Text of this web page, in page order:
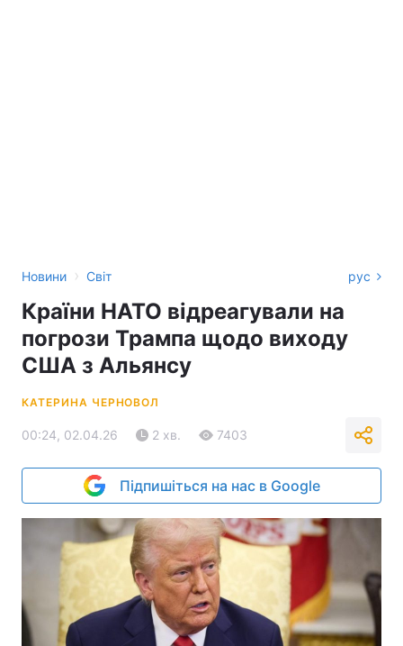
Новини › Світ рус
Країни НАТО відреагували на
погрози Трампа щодо виходу
США з Альянсу
КАТЕРИНА ЧЕРНОВОЛ
00:24, 02.04.26 2 хв. 7403
Підпишіться на нас в Google